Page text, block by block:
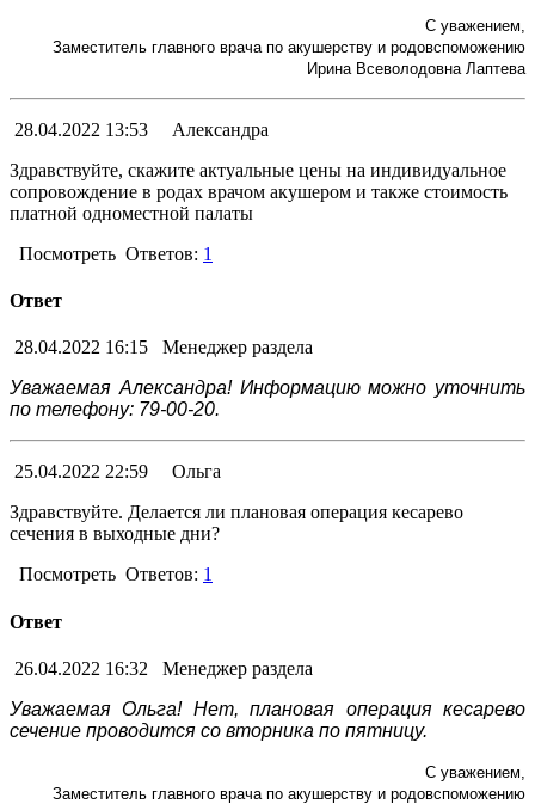
С уважением,
Заместитель главного врача по акушерству и родовспоможению
Ирина Всеволодовна Лаптева
28.04.2022 13:53
Александра
Здравствуйте, скажите актуальные цены на индивидуальное
сопровождение в родах врачом акушером и также стоимость
платной одноместной палаты
Посмотреть Ответов: 1
Ответ
28.04.2022 16:15
Менеджер раздела
Уважаемая Александра! Информацию можно уточнить
по телефону: 79-00-20.
25.04.2022 22:59
Ольга
Здравствуйте. Делается ли плановая операция кесарево
сечения в выходные дни?
Посмотреть Ответов: 1
Ответ
26.04.2022 16:32
Менеджер раздела
Уважаемая Ольга! Нет, плановая операция кесарево
сечение проводится со вторника по пятницу.
С уважением,
Заместитель главного врача по акушерству и родовспоможению